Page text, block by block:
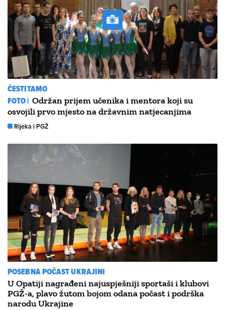
ČESTITAMO
FOTO | Održan prijem učenika i mentora koji su
osvojili prvo mjesto na državnim natjecanjima
Rijeka i PGŽ
POSEBNA POČAST UKRAJINI
U Opatiji nagrađeni najuspješniji sportaši i klubovi
PGŽ-a, plavo žutom bojom odana počast i podrška
narodu Ukrajine